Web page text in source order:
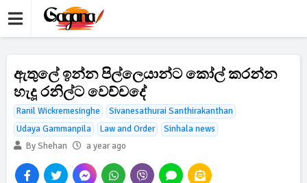
ඇතුලේ ඉන්න පිල්ලෙයාන්ට කෝල් කරන්න
හැදූ රනිල්ට වෙච්චදේ
Ranil Wickremesinghe
Sivanesathurai Santhirakanthan
Udaya Gammanpila
Law and Order
Sinhala news
By Shehan
a year ago